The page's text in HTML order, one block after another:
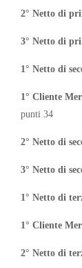
2° Netto di
3° Netto di
1° Netto di
1° Cliente
punti 34
2° Netto di
3° Netto di
1° Netto di
1° Cliente
2° Netto di